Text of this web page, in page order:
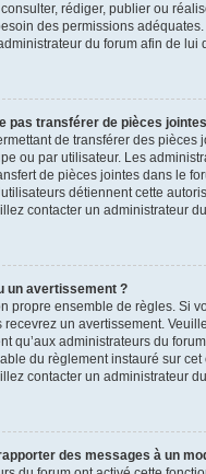
rédiger, publier ou
des permissions
du forum afin de lui
pas transférer de pièces
de transférer des pièces
ou par utilisateur. Les
de pièces jointes dans le
détiennent cette
contacter un administrateur
un avertissement ?
propre ensemble de règles. Si
recevrez un avertissement.
qu’aux administrateurs du
du règlement instauré sur cet
contacter un administrateur
des messages à un